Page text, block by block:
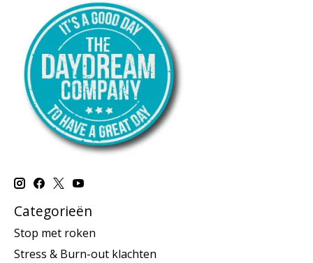
Categorieën
Stop met roken
Stress & Burn-out klachten